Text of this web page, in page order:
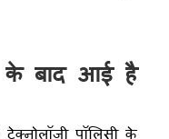
के बाद आई है
पॉलिसी के